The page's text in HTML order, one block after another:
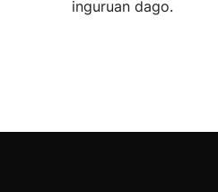
inguruan dago.